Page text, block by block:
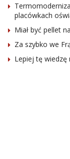
placówkach
Miał być pellet
Za szybko we
Lepiej tę wiedzę